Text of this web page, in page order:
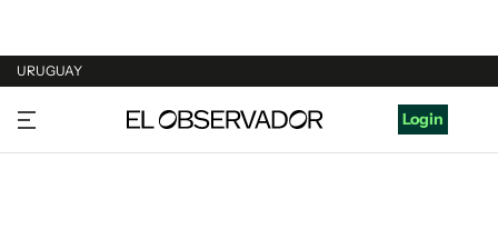
URUGUAY
URUGUAY
ARGENTINA
Login